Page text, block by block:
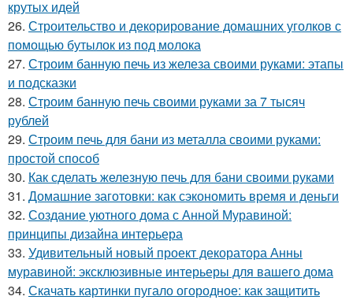
крутых идей
26. Строительство и декорирование домашних уголков с
помощью бутылок из под молока
27. Строим банную печь из железа своими руками: этапы
и подсказки
28. Строим банную печь своими руками за 7 тысяч
рублей
29. Строим печь для бани из металла своими руками:
простой способ
30. Как сделать железную печь для бани своими руками
31. Домашние заготовки: как сэкономить время и деньги
32. Создание уютного дома с Анной Муравиной:
принципы дизайна интерьера
33. Удивительный новый проект декоратора Анны
муравиной: эксклюзивные интерьеры для вашего дома
34. Скачать картинки пугало огородное: как защитить